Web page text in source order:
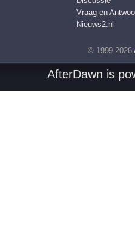
Vraag en
Nieuws2.nl
© 1999-2026
AfterDawn is